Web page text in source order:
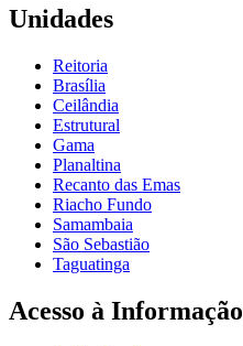
Unidades
Reitoria
Brasília
Ceilândia
Estrutural
Gama
Planaltina
Recanto das Emas
Riacho Fundo
Samambaia
São Sebastião
Taguatinga
Acesso à Informação